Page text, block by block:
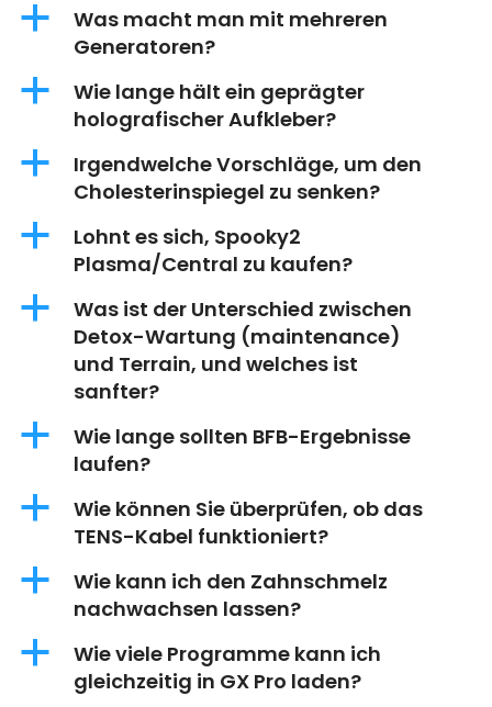
a
Was macht man mit mehreren
Generatoren?
a
Wie lange hält ein geprägter
holografischer Aufkleber?
a
Irgendwelche Vorschläge, um den
Cholesterinspiegel zu senken?
a
Lohnt es sich, Spooky2
Plasma/Central zu kaufen?
a
Was ist der Unterschied zwischen
Detox-Wartung (maintenance)
und Terrain, und welches ist
sanfter?
a
Wie lange sollten BFB-Ergebnisse
laufen?
a
Wie können Sie überprüfen, ob das
TENS-Kabel funktioniert?
a
Wie kann ich den Zahnschmelz
nachwachsen lassen?
a
Wie viele Programme kann ich
gleichzeitig in GX Pro laden?